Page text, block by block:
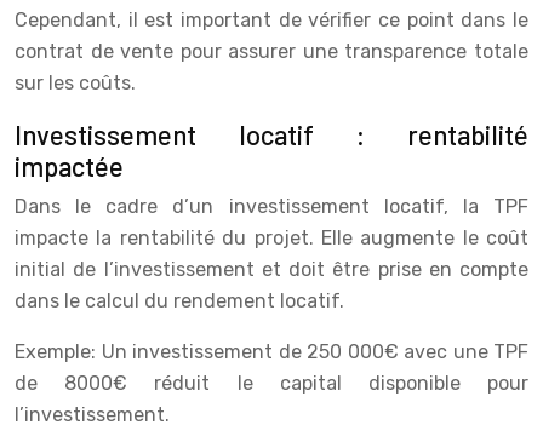
Cependant, il est important de vérifier ce point dans le
contrat de vente pour assurer une transparence totale
sur les coûts.
Investissement locatif : rentabilité
impactée
Dans le cadre d’un investissement locatif, la TPF
impacte la rentabilité du projet. Elle augmente le coût
initial de l’investissement et doit être prise en compte
dans le calcul du rendement locatif.
Exemple: Un investissement de 250 000€ avec une TPF
de 8000€ réduit le capital disponible pour
l’investissement.